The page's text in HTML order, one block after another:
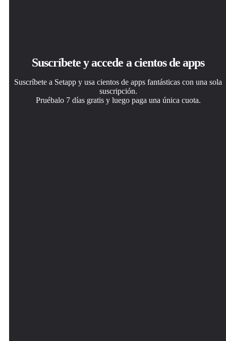
Suscríbete y accede a cientos de apps
Suscríbete a Setapp y usa cientos de apps fantásticas con una sola
suscripción.
Pruébalo 7 días gratis y luego paga una única cuota.